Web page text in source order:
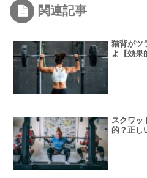
関連記事
猫背がツ
よ【効果
スクワッ
的？正し